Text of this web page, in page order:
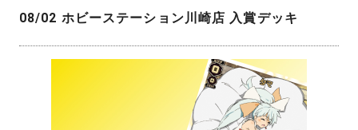
08/02 ホビーステーション川崎店 入賞デッキ